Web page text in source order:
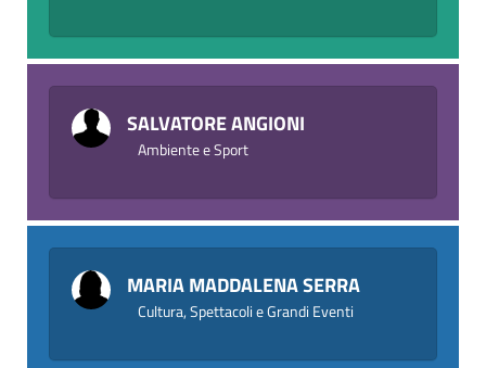
SALVATORE ANGIONI
Ambiente e Sport
MARIA MADDALENA SERRA
Cultura, Spettacoli e Grandi Eventi